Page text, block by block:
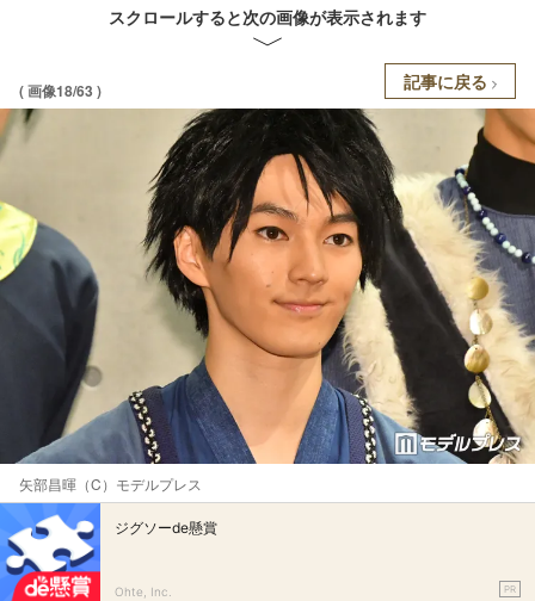
スクロールすると次の画像が表示されます
( 画像18/63 ) 記事に戻る
矢部昌暉（C）モデルプレス
ジグソーde懸賞
Ohte, Inc. PR